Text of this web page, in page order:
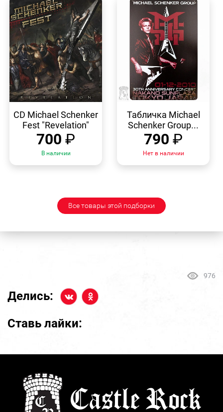
ПРОСМОТР
CD Michael Schenker
Fest "Revelation"
700 ₽
В наличии
ПРОСМОТР
Табличка Michael
Schenker Group...
790 ₽
Нет в наличии
Все товары этой подборки
976
Делись:
Ставь лайки: